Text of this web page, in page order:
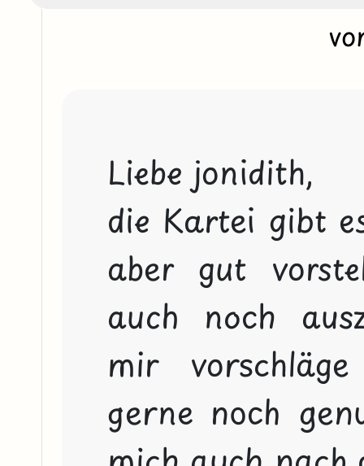
Liebe jonidith,
die Kartei gibt
aber gut
auch noch
mir
gerne noch